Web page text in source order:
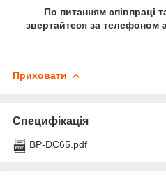
По питанням співпраці
звертайтеся за телефоном
Приховати
Специфікація
BP-DC65.pdf